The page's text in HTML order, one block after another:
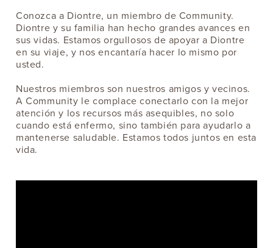
Conozca a Diontre, un miembro de Community.
Diontre y su familia han hecho grandes avances en
sus vidas. Estamos orgullosos de apoyar a Diontre
en su viaje, y nos encantaría hacer lo mismo por
usted.
Nuestros miembros son nuestros amigos y vecinos.
A Community le complace conectarlo con la mejor
atención y los recursos más asequibles, no solo
cuando está enfermo, sino también para ayudarlo a
mantenerse saludable. Estamos todos juntos en esta
vida.